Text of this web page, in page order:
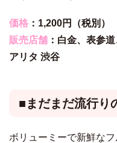
価格 ：1,200円（税別）
販売店舗 ： 白金、 表参道
アリタ 渋谷
■まだまだ流行
ボリューミーで新鮮な